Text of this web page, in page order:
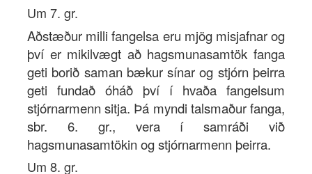
Um 7. gr.
Aðstæður milli fangelsa eru mjög misjafnar og
því er mikilvægt að hagsmunasamtök fanga
geti borið saman bækur sínar og stjórn þeirra
geti fundað óháð því í hvaða fangelsum
stjórnarmenn sitja. Þá myndi talsmaður fanga,
sbr. 6. gr., vera í samráði við
hagsmunasamtökin og stjórnarmenn þeirra.
Um 8. gr.